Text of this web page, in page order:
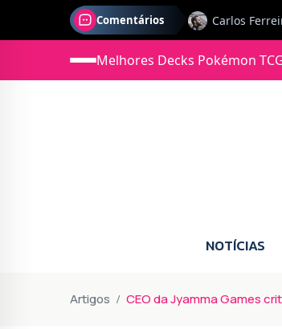
Comentários
Jonas diz:
Melhores Decks Pokémon
NOTÍCIAS
Artigos CEO da Jyamma Games